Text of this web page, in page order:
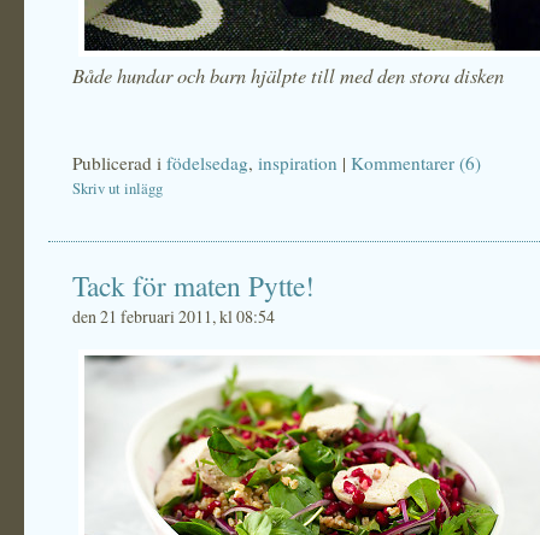
Både hundar och barn hjälpte till med den stora disken
Publicerad i födelsedag, inspiration | Kommentarer (6)
Skriv ut inlägg
Tack för maten Pytte!
den 21 februari 2011, kl 08:54